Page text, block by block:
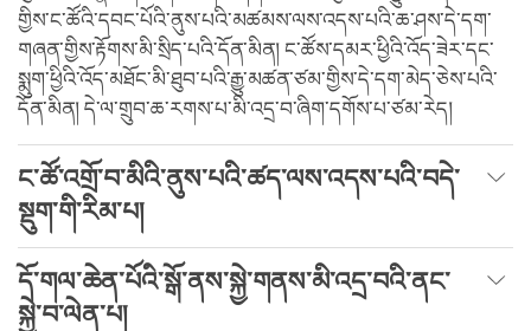
གྱིས་ང་ཚོའི་དབང་པོའི་ནུས་པའི་མཚམས་ལས་འདས་པའི་ཆ་ཤས་དེ་དག་
གཞན་གྱིས་རྟོགས་མི་སྲིད་པའི་དོན་མིན། ང་ཚོས་དམར་ཕྱིའི་འོད་ཟེར་དང་
སྨུག་ཕྱིའི་འོད་མཐོང་མི་ཐུབ་པའི་རྒྱུ་མཚན་ཙམ་གྱིས་དེ་དག་མེད་ཅེས་པའི་
དོན་མིན། དེ་ལ་གྲུབ་ཆ་རགས་པ་མི་འདྲ་བ་ཞིག་དགོས་པ་ཙམ་རེད།
ང་ཚོ་འགྲོ་བ་མིའི་ནུས་པའི་ཚད་ལས་འདས་པའི་བདེ་
སྡུག་གི་རིམ་པ།
དོ་གལ་ཆེན་པོའི་སྒོ་ནས་སྐྱེ་གནས་མི་འདྲ་བའི་ནང་
སྐྱེ་བ་ལེན་པ།